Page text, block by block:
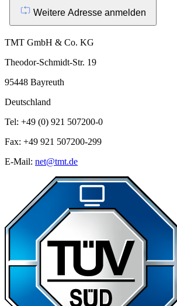
Weitere Adresse anmelden
TMT GmbH & Co. KG
Theodor-Schmidt-Str. 19
95448 Bayreuth
Deutschland
Tel: +49 (0) 921 507200-0
Fax: +49 921 507200-299
E-Mail: net@tmt.de